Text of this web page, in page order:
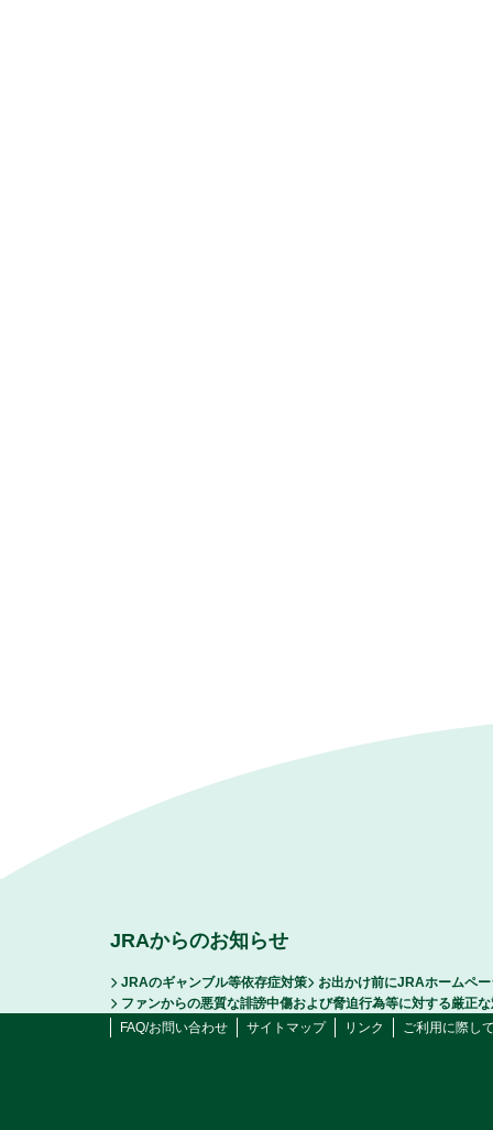
JRAからのお知らせ
JRAのギャンブル等依存症対策
お出かけ前にJRAホームペ
ファンからの悪質な誹謗中傷および脅迫行為等に対する厳正
FAQ/お問い合わせ
サイトマップ リンク ご利用に際し